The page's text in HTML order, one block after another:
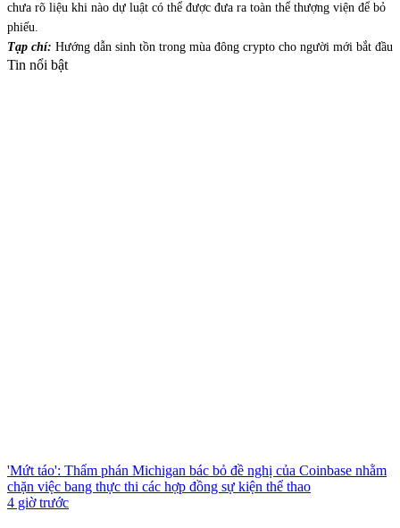
chưa rõ liệu khi nào dự luật có thể được đưa ra toàn thể thượng viện để bỏ
phiếu.
Tạp chí: Hướng dẫn sinh tồn trong mùa đông crypto cho người mới bắt đầu
Tin nổi bật
'Mứt táo': Thẩm phán Michigan bác bỏ đề nghị của Coinbase nhằm
chặn việc bang thực thi các hợp đồng sự kiện thể thao
4 giờ trước